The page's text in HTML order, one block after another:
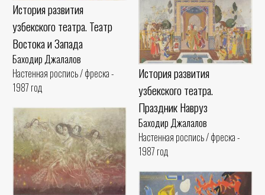
История развития
узбекского театра. Театр
Востока и Запада
Баходир Джалалов
Настенная роспись / фреска -
1987 год
История развития
узбекского театра.
Праздник Навруз
Баходир Джалалов
Настенная роспись / фреска -
1987 год